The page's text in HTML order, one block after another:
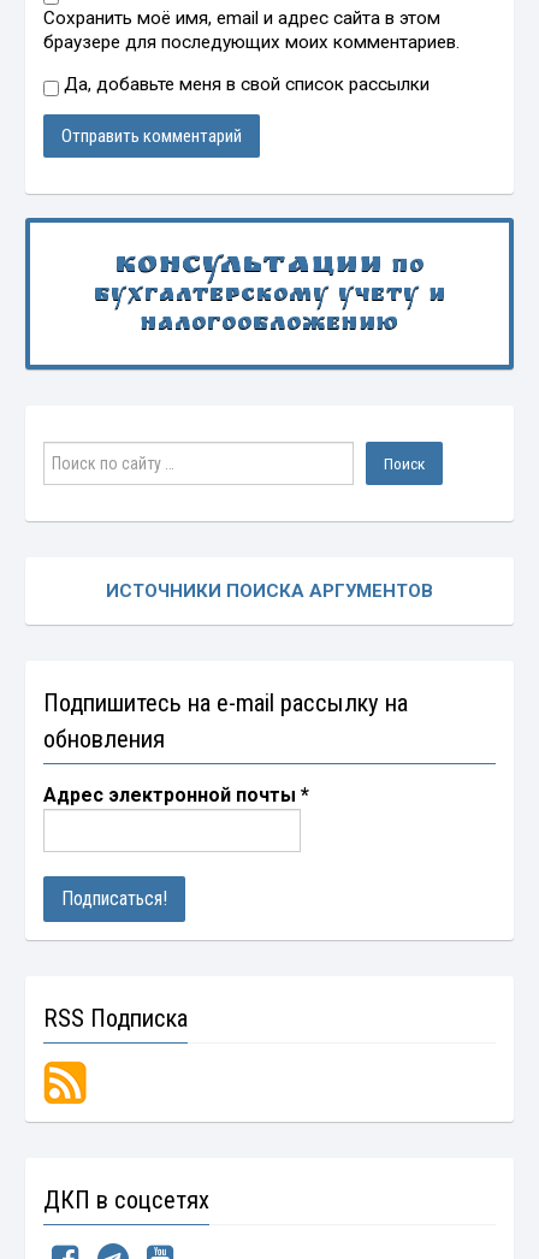
Сохранить моё имя, email и адрес сайта в этом
браузере для последующих моих комментариев.
Да, добавьте меня в свой список рассылки
Консультации по
бухгалтерскому учету и
налогообложению
ИСТОЧНИКИ ПОИСКА АРГУМЕНТОВ
Подпишитесь на e-mail рассылку на
обновления
Адрес электронной почты*
RSS Подписка
ДКП в соцсетях